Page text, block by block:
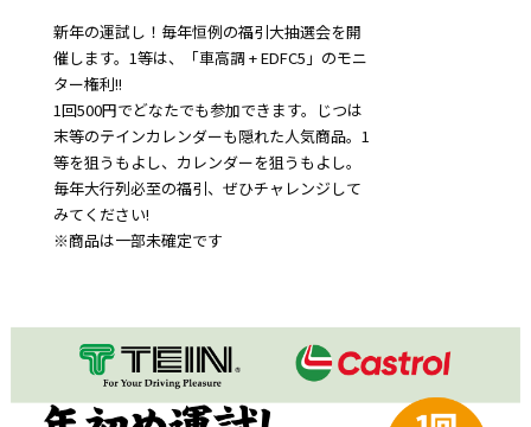
新年の運試し！毎年恒例の福引大抽選会を開
催します。1等は、「車高調 + EDFC5」のモニ
ター権利!!
1回500円でどなたでも参加できます。じつは
末等のテインカレンダーも隠れた人気商品。1
等を狙うもよし、カレンダーを狙うもよし。
毎年大行列必至の福引、ぜひチャレンジして
みてください!
※商品は一部未確定です